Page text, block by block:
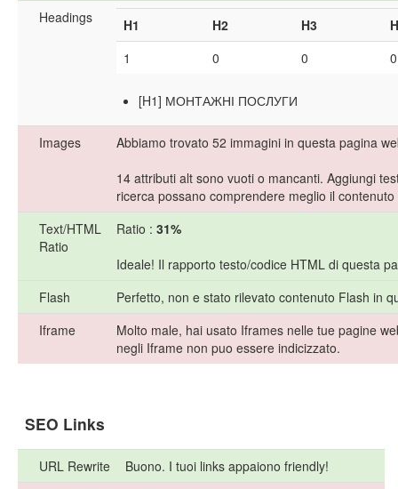
Headings H1 H2 H3
1
0 0 0
[H1] МОНТАЖНІ ПОСЛУГИ
Images
Abbiamo trovato 52 immagini in questa pagina
14 attributi alt sono vuoti o mancanti. Aggiungi
ricerca possano comprendere meglio il
Text/HTML
Ratio
Ratio : 31%
Ideale! Il rapporto testo/codice HTML di questa
Flash
Perfetto, non e stato rilevato contenuto Flash in
Iframe
Molto male, hai usato Iframes nelle tue pagine
negli Iframe non puo essere indicizzato.
SEO Links
URL Rewrite
Buono. I tuoi links appaiono friendly!